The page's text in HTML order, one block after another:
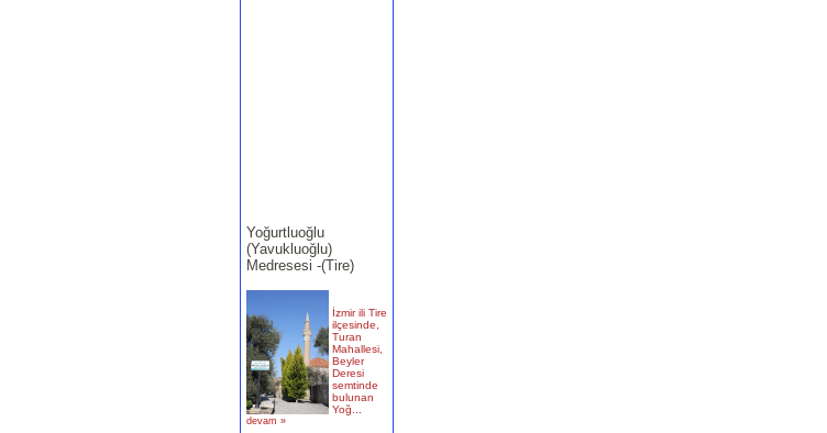
(Yavukluoğlu)
Medresesi -(Tire)
Turan
Mahallesi,
Beyler
Deresi
semtinde
bulunan
Yoğ...
devam »